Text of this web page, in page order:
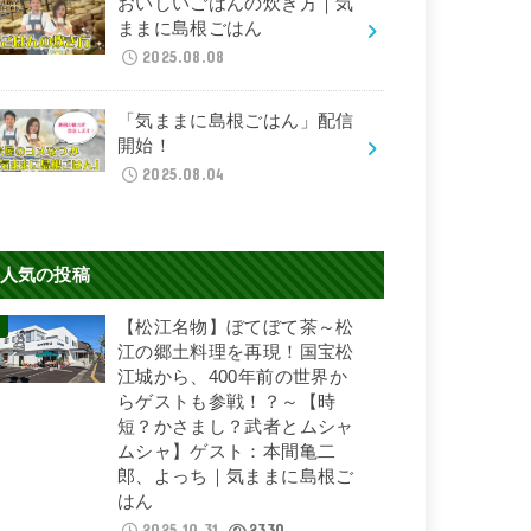
ままに島根ごはん
2025.08.08
「気ままに島根ごはん」配信
開始！
2025.08.04
人気の投稿
【松江名物】ぼてぼて茶～松
江の郷土料理を再現！国宝松
江城から、400年前の世界か
らゲストも参戦！？～【時
短？かさまし？武者とムシャ
ムシャ】ゲスト：本間亀二
郎、よっち｜気ままに島根ご
はん